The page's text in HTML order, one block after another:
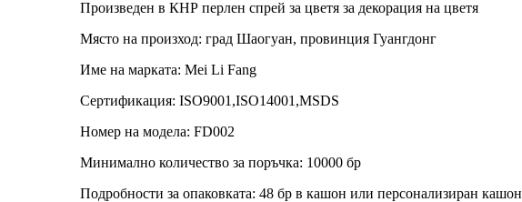
Произведен в КНР перлен спрей за цветя за декорация на цветя
Място на произход: град Шаогуан, провинция Гуангдонг
Име на марката: Mei Li Fang
Сертификация: ISO9001,ISO14001,MSDS
Номер на модела: FD002
Минимално количество за поръчка: 10000 бр
Подробности за опаковката: 48 бр в кашон или персонализиран кашон